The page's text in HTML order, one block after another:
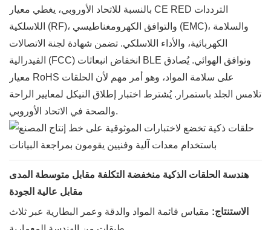
بالنسبة للاتحاد الأوروبي، يغطي معيار CE RED الترددات
اللاسلكية (RF)، والتوافق الكهرومغناطيسي (EMC)، والسلامة
الكهربائية، والأداء اللاسلكي. تضمن شهادة لجنة الاتصالات
الفيدرالية (FCC) انخفاض انبعاثات BLE وتوافق الهوائي. يُصادق
معيار RoHS على سلامة المواد، وهو أمر مهم لأن الحلقات
تلامس الجلد باستمرار. يُشترط اختبار إطلاق النيكل لمعايير الراحة
والصحة في الاتحاد الأوروبي.
هندسة الحلقات الذكية منخفضة التكلفة مقابل متوسطة المدى
مقابل عالية الجودة
الاستنتاج: مقياس قائمة المواد والدقة وعمر البطارية عبر ثلاث